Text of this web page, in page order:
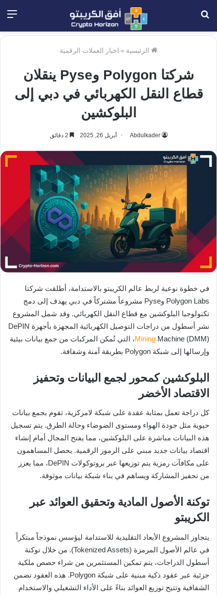
الرئيسية » اخبار العملات الرقمية
شركتا Polygon وPyse ينقلان
قطاع النقل الكهربائي في دبي إلى
البلوكشين
Abdulkader أبريل 26, 2025
في خطوة نوعية لربط عالم الكريبتو بالاستدامة، أطلقت شركتا
Polygon Labs وPyse مشروعاً مشتركاً في دبي يهدف إلى دمج
تكنولوجيا البلوكشين مع قطاع النقل الكهربائي. وقد شمل المشروع
نشر أسطول من دراجات التوصيل الكهربائية المجهزة بأجهزة DePIN
MiningMachine (DMM)، التي تُمكن المركبات من جمع بيانات بيئية
وإرسالها إلى شبكة Polygon بطريقة آمنة وشفافة.
البلوكشين كمحور لجمع البيانات وتحفيز
الاقتصاد الأخضر
كل دراجة تعمل بمثابة عقدة على شبكة لامركزية، تقوم بجمع بيانات
حيوية مثل جودة الهواء ومستوى الضوضاء وحالة الطرق. يتم تسجيل
هذه البيانات مباشرة على البلوكشين، مما يفتح المجال أمام إنشاء
اقتصاد بيانات جديد مبني على الرموز الرقمية. يحصل المساهمون
على مكافآت رمزية يتم توزيعها عبر بروتوكولات DePIN، مما يعزز
من تحفيز المشاركة ويساهم في بناء شبكة بيانات موثوقة.
توكنة الأصول المادية وتحقيق العوائد عبر
الكريبتو
يتجاوز المشروع الأبعاد التقليدية للاستدامة ليؤسس نموذجاً مبتكراً
في عالم الأصول المرمزة (Tokenized Assets). من خلال توكنة
أسطول الدراجات، يتم تمكين المستثمرين من شراء حصص ملكية
جزئية عبر عقود ذكية مبنية على شبكة Polygon. هذه العقود تضمن
الشفافية وتتيح توزيع العوائد بناءً على الأداء التشغيلي والاستخدام